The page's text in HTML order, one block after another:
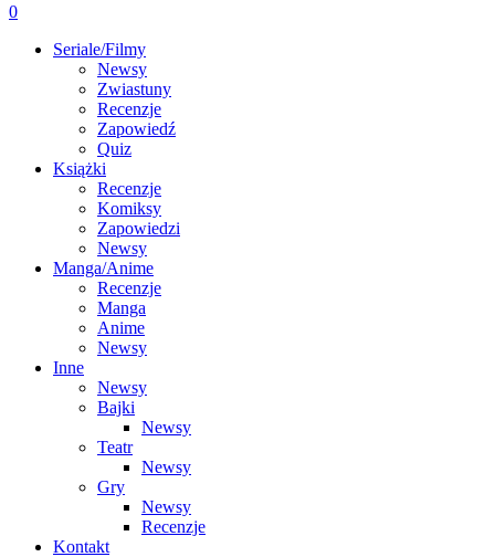
0
Seriale/Filmy
Newsy
Zwiastuny
Recenzje
Zapowiedź
Quiz
Książki
Recenzje
Komiksy
Zapowiedzi
Newsy
Manga/Anime
Recenzje
Manga
Anime
Newsy
Inne
Newsy
Bajki
Newsy
Teatr
Newsy
Gry
Newsy
Recenzje
Kontakt